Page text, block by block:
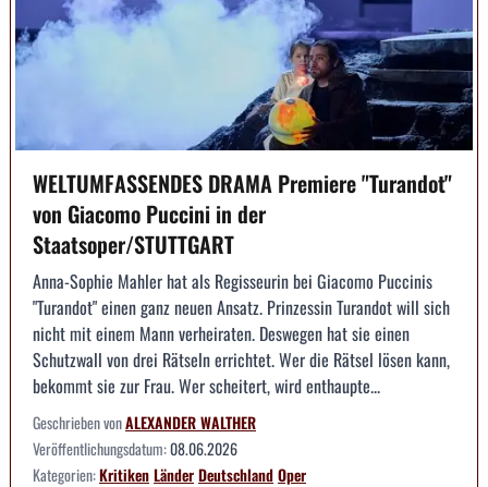
WELTUMFASSENDES DRAMA Premiere "Turandot"
von Giacomo Puccini in der
Staatsoper/STUTTGART
Anna-Sophie Mahler hat als Regisseurin bei Giacomo Puccinis
"Turandot" einen ganz neuen Ansatz. Prinzessin Turandot will sich
nicht mit einem Mann verheiraten. Deswegen hat sie einen
Schutzwall von drei Rätseln errichtet. Wer die Rätsel lösen kann,
bekommt sie zur Frau. Wer scheitert, wird enthaupte...
Geschrieben vonALEXANDER WALTHER
Veröffentlichungsdatum:08.06.2026
Kategorien:KritikenLänderDeutschlandOper